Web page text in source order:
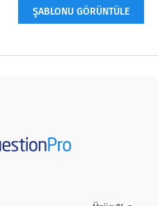
ŞABLONU GÖRÜNTÜLE